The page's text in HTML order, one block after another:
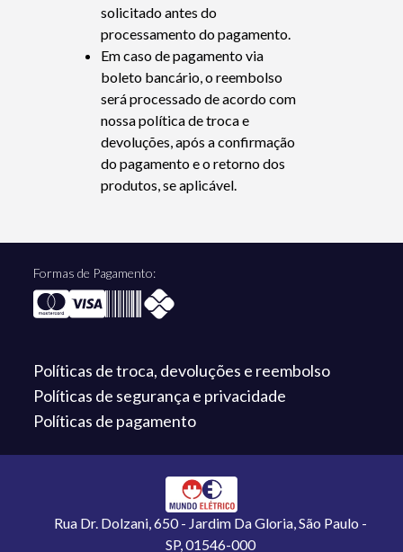
solicitado antes do
processamento do pagamento.
Em caso de pagamento via
boleto bancário, o reembolso
será processado de acordo com
nossa política de troca e
devoluções, após a confirmação
do pagamento e o retorno dos
produtos, se aplicável.
Formas de Pagamento:
Políticas de troca, devoluções e reembolso
Políticas de segurança e privacidade
Políticas de pagamento
Rua Dr. Dolzani, 650 - Jardim Da Gloria, São Paulo -
SP, 01546-000